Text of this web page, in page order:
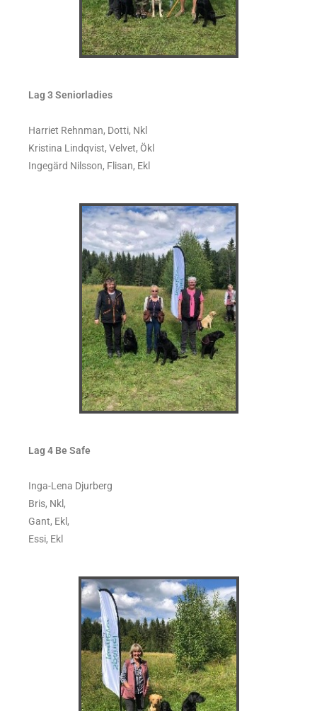
Lag 3 Seniorladies
Harriet Rehnman, Dotti, Nkl
Kristina Lindqvist, Velvet, Ökl
Ingegärd Nilsson, Flisan, Ekl
Lag 4 Be Safe
Inga-Lena Djurberg
Bris, Nkl,
Gant, Ekl,
Essi, Ekl